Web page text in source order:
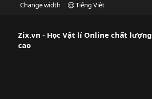
Change width Tiếng Việt
Zix.vn - Học Vật lí Online chất lượng
cao